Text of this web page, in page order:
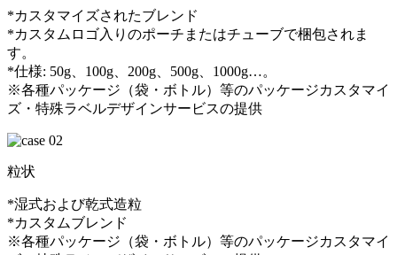
*カスタマイズされたブレンド
*カスタムロゴ入りのポーチまたはチューブで梱包されま
す。
*仕様: 50g、100g、200g、500g、1000g…。
※各種パッケージ（袋・ボトル）等のパッケージカスタマイ
ズ・特殊ラベルデザインサービスの提供
粒状
*湿式および乾式造粒
*カスタムブレンド
※各種パッケージ（袋・ボトル）等のパッケージカスタマイ